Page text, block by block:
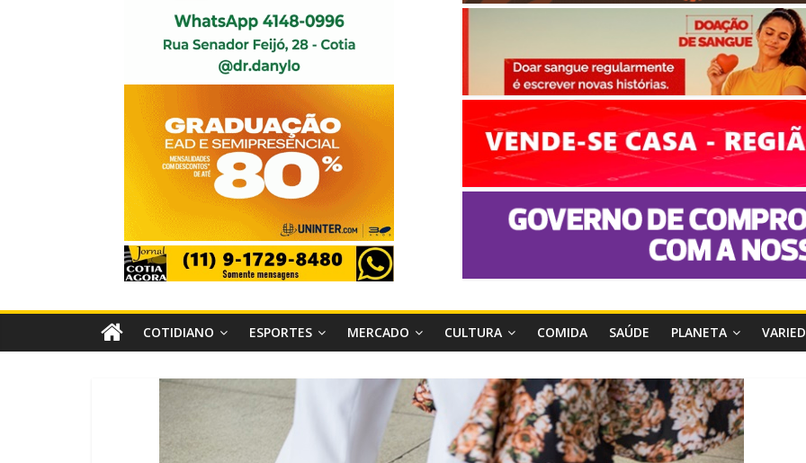
COTIDIANO ESPORTES MERCADO CULTURA COMIDA SAÚDE PLANETA